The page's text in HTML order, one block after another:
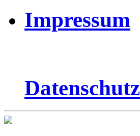
Impressum
Datenschutz